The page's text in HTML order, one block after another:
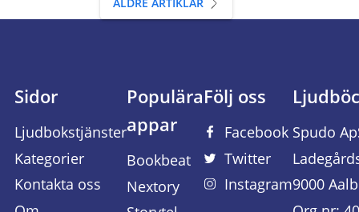
Sidor
Ljudbokstjänster
Kategorier
Kontakta oss
Populära
appar
Bookbeat
Nextory
Följ oss
Facebook
Twitter
Instagram
Spudo
9000